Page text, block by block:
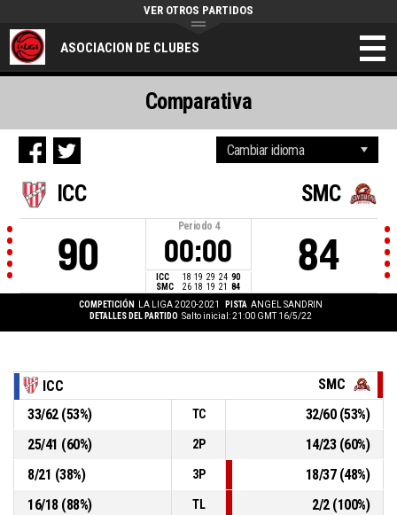
ASOCIACION DE CLUBES
VER OTROS PARTIDOS
ICC
90
Periodo 4
00:00
ICC 18 19 29 24 90
SMC
26 18 19 21 84
SMC
84
COMPETICIÓN LA LIGA 2020-2021 PISTA ANGEL SANDRIN
DETALLES DEL PARTIDO Salto inicial: 21:00 GMT 16/5/22
Comparativa
ICC
SMC
33/62(53%) TC 32/60(53%)
25/41 (60%) 2P 14/23(60%)
8/21 (38%) 3P 18/37(48%)
16/18(88%) TL 2/2(100%)